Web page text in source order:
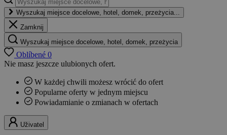
Wyszukaj miejsce docelowe, hotel, domek, przeżycia...
Zamknij
Wyszukaj miejsce docelowe, hotel, domek, przeżycia
Oblíbené 0
Nie masz jeszcze ulubionych ofert.
W każdej chwili możesz wrócić do ofert
Popularne oferty w jednym miejscu
Powiadamianie o zmianach w ofertach
Uživatel